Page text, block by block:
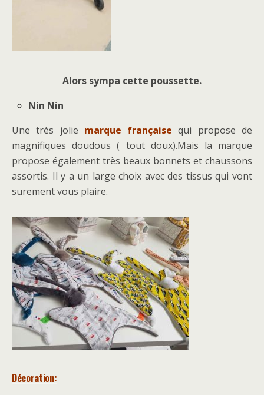
Alors sympa cette poussette.
Nin Nin
Une très jolie marque française qui propose de
magnifiques doudous ( tout doux).Mais la marque
propose également très beaux bonnets et chaussons
assortis. Il y a un large choix avec des tissus qui vont
surement vous plaire.
Décoration: